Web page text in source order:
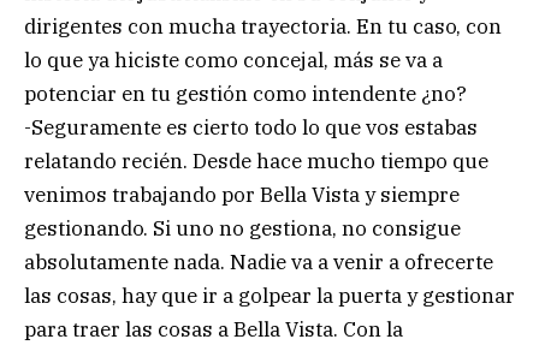
dirigentes con mucha trayectoria. En tu caso, con
lo que ya hiciste como concejal, más se va a
potenciar en tu gestión como intendente ¿no?
-Seguramente es cierto todo lo que vos estabas
relatando recién. Desde hace mucho tiempo que
venimos trabajando por Bella Vista y siempre
gestionando. Si uno no gestiona, no consigue
absolutamente nada. Nadie va a venir a ofrecerte
las cosas, hay que ir a golpear la puerta y gestionar
para traer las cosas a Bella Vista. Con la